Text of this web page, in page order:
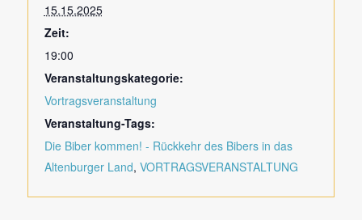
15.15.2025
Zeit:
19:00
Veranstaltungskategorie:
Vortragsveranstaltung
Veranstaltung-Tags:
Die Biber kommen! - Rückkehr des Bibers in das
Altenburger Land, VORTRAGSVERANSTALTUNG